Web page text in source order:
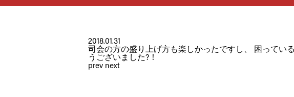
2018.01.31
司会の方の盛り上げ方も楽しかったですし、 困ってい
うございました?！
prev next